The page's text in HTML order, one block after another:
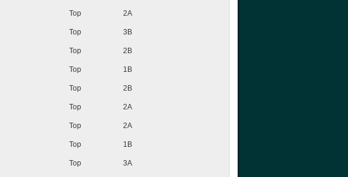
Top 2A
Top 3B
Top 2B
Top 1B
Top 2B
Top 2A
Top 2A
Top 1B
Top 3A